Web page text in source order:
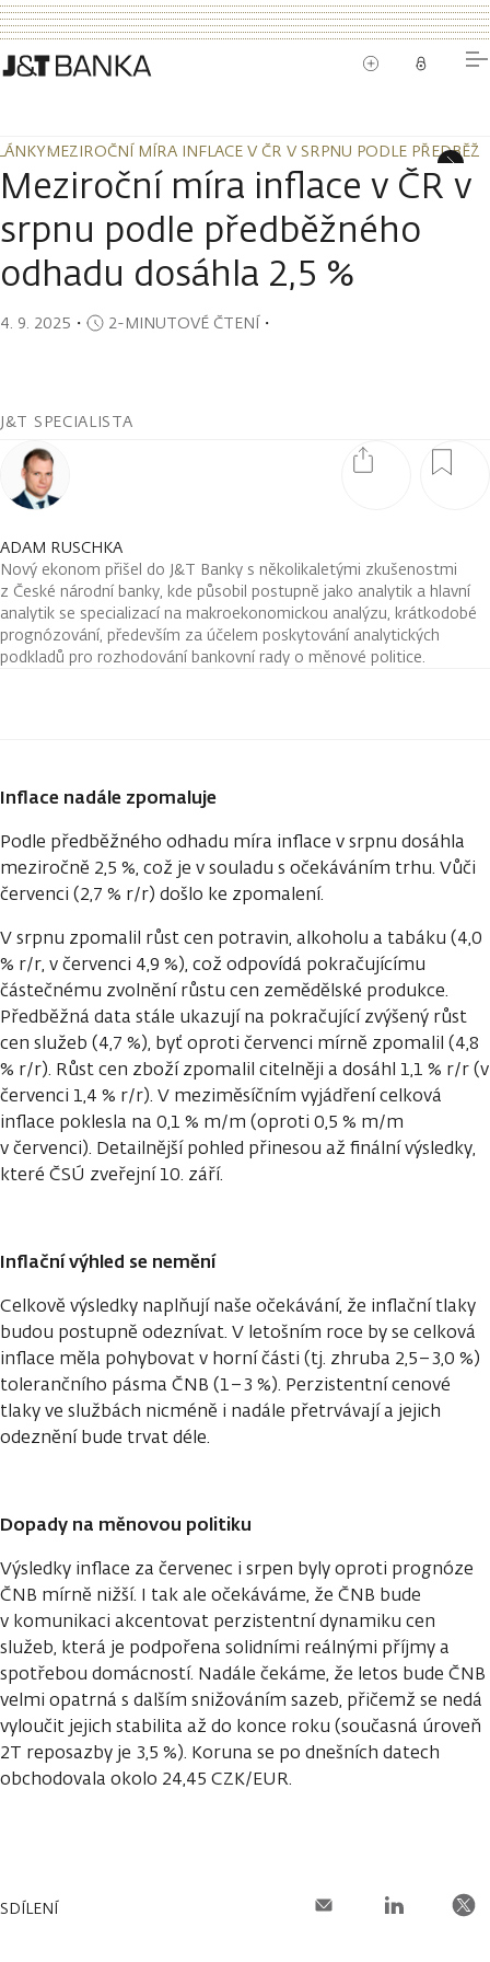
MEZIROČNÍ MÍRA INFLACE V ČR V SRPNU PODLE
MEZIROČNÍ MÍRA INFLACE V ČR V SRPNU PODLE
Meziroční míra inflace v ČR v
srpnu podle předběžného
odhadu dosáhla 2,5 %
4. 9. 2025 ・ 2-MINUTOVÉ ČTENÍ・
J&T SPECIALISTA
ADAM RUSCHKA
Nový ekonom přišel do J&T Banky s několikaletými zkušenostmi
z České národní banky, kde působil postupně jako analytik a hlavní
analytik se specializací na makroekonomickou analýzu, krátkodobé
prognózování, především za účelem poskytování analytických
podkladů pro rozhodování bankovní rady o měnové politice.
Inflace nadále zpomaluje
Podle předběžného odhadu míra inflace v srpnu dosáhla
meziročně 2,5 %, což je v souladu s očekáváním trhu. Vůči
červenci (2,7 % r/r) došlo ke zpomalení.
V srpnu zpomalil růst cen potravin, alkoholu a tabáku (4,0
% r/r, v červenci 4,9 %), což odpovídá pokračujícímu
částečnému zvolnění růstu cen zemědělské produkce.
Předběžná data stále ukazují na pokračující zvýšený růst
cen služeb (4,7 %), byť oproti červenci mírně zpomalil (4,8
% r/r). Růst cen zboží zpomalil citelněji a dosáhl 1,1 % r/r (v
červenci 1,4 % r/r). V meziměsíčním vyjádření celková
inflace poklesla na 0,1 % m/m (oproti 0,5 % m/m
v červenci). Detailnější pohled přinesou až finální výsledky,
které ČSÚ zveřejní 10. září.
Inflační výhled se nemění
Celkově výsledky naplňují naše očekávání, že inflační tlaky
budou postupně odeznívat. V letošním roce by se celková
inflace měla pohybovat v horní části (tj. zhruba 2,5–3,0 %)
tolerančního pásma ČNB (1–3 %). Perzistentní cenové
tlaky ve službách nicméně i nadále přetrvávají a jejich
odeznění bude trvat déle.
Dopady na měnovou politiku
Výsledky inflace za červenec i srpen byly oproti prognóze
ČNB mírně nižší. I tak ale očekáváme, že ČNB bude
v komunikaci akcentovat perzistentní dynamiku cen
služeb, která je podpořena solidními reálnými příjmy a
spotřebou domácností. Nadále čekáme, že letos bude ČNB
velmi opatrná s dalším snižováním sazeb, přičemž se nedá
vyloučit jejich stabilita až do konce roku (současná úroveň
2T reposazby je 3,5 %). Koruna se po dnešních datech
obchodovala okolo 24,45 CZK/EUR.
SDÍLENÍ